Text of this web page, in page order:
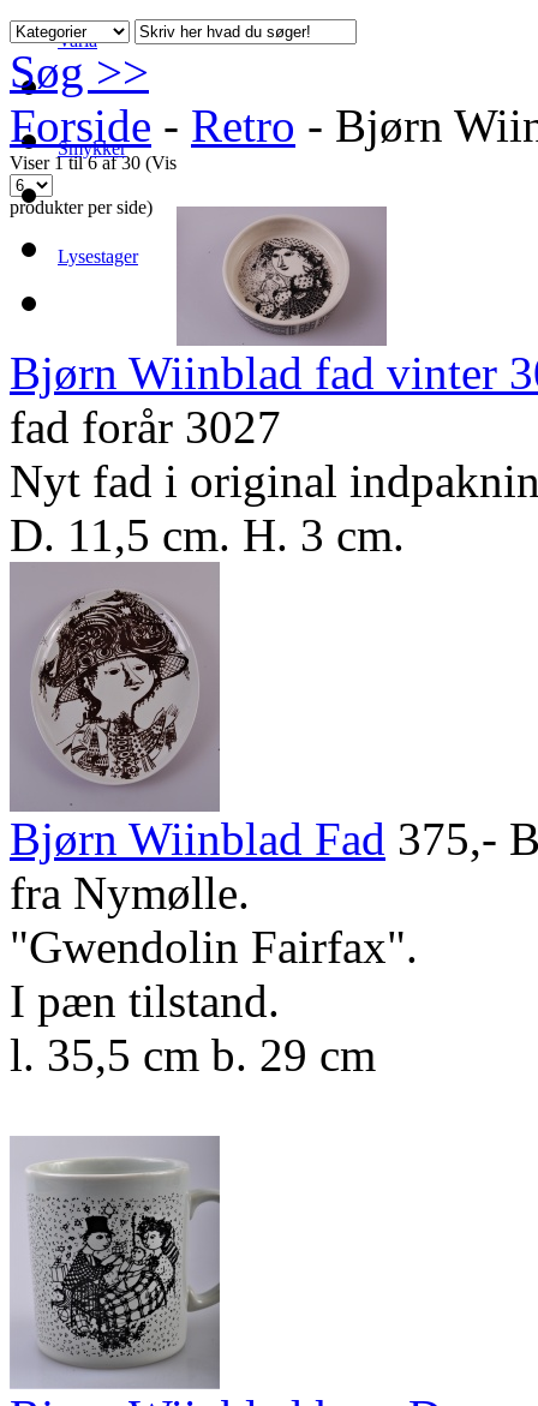
Varia
Smykker
Lysestager
Søg >>
Forside - Retro - Bjørn
Viser 1 til 6 af 30 (Vis
produkter per side)
Bjørn Wiinblad fad vinter
fad forår 3027
Nyt fad i original
D. 11,5 cm. H. 3 cm.
Bjørn Wiinblad Fad 375,-
fra Nymølle.
"Gwendolin Fairfax".
I pæn tilstand.
l. 35,5 cm b. 29 cm